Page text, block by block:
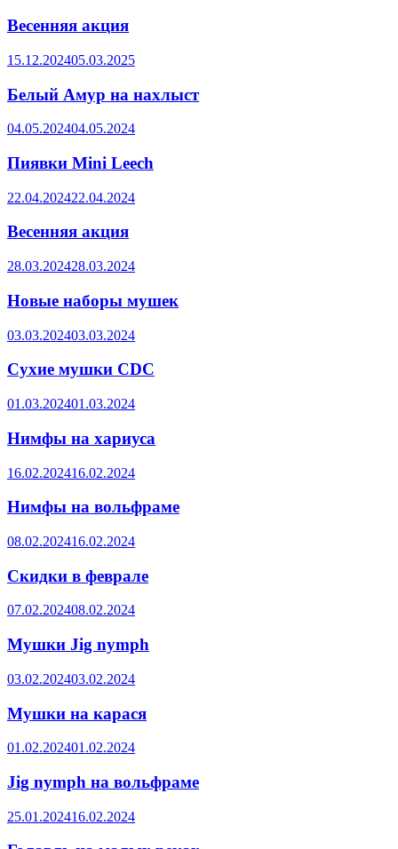
Весенняя акция
15.12.202405.03.2025
Белый Амур на нахлыст
04.05.202404.05.2024
Пиявки Mini Leech
22.04.202422.04.2024
Весенняя акция
28.03.202428.03.2024
Новые наборы мушек
03.03.202403.03.2024
Сухие мушки CDC
01.03.202401.03.2024
Нимфы на хариуса
16.02.202416.02.2024
Нимфы на вольфраме
08.02.202416.02.2024
Скидки в феврале
07.02.202408.02.2024
Мушки Jig nymph
03.02.202403.02.2024
Мушки на карася
01.02.202401.02.2024
Jig nymph на вольфраме
25.01.202416.02.2024